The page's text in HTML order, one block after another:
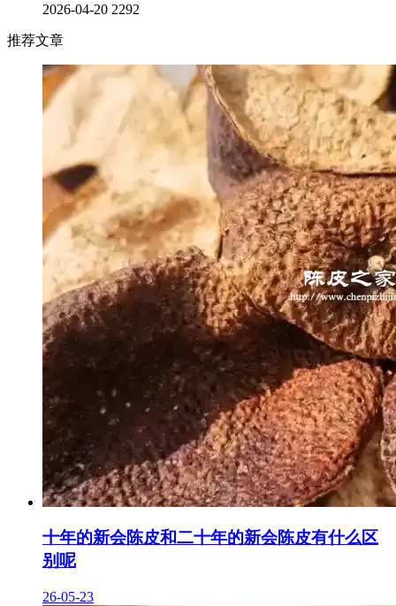
2026-04-20 2292
推荐文章
十年的新会陈皮和二十年的新会陈皮有什么区
别呢
26-05-23